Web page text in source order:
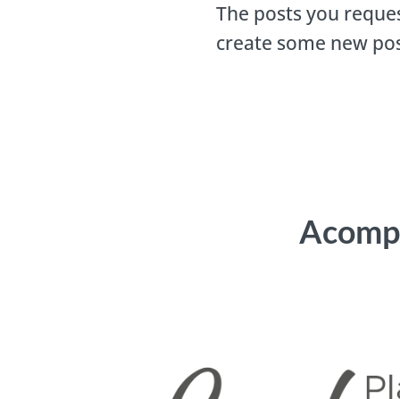
The posts you
create some new